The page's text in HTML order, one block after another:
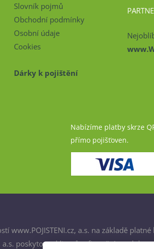
Slovník pojmů
Obchodní podmínky
Osobní údaje
Cookies
Dárky k pojištění
Nabízíme platby skrze
přímo pojišťoven.
www.POJISTENI.cz, a.s. na základě
a.s. poskytovat klientům finanční produkty